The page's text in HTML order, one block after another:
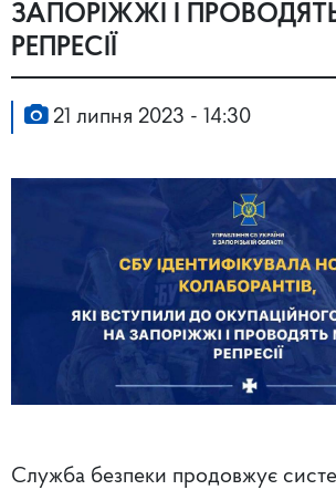
ЗАПОРІЖЖІ І
РЕПРЕСІЇ
21 липня 2023 - 14:30
Служба безпеки продовжує